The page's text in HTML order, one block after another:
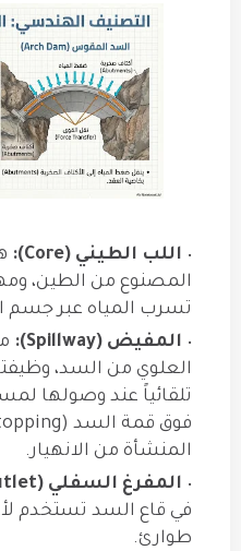
اللب الطيني (Core):
المصنوع من الطين،
تسرب المياه عبر جسم
المفيض (Spillway):
العلوي من السد،
تلقائياً عند وصولها
المنشأة من الانهيار.
المفرغ السفلي (Bottom Outlet):
في قاع السد تستخدم
طوارئ.